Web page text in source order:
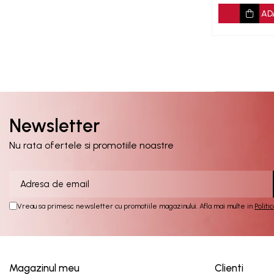
Newsletter
Nu rata ofertele si promotiile noastre
Vreau sa primesc newsletter cu promotiile magazinului. Afla mai multe in
Magazinul meu Clienti